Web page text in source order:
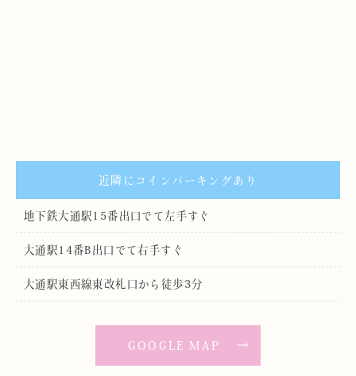
近隣にコインパーキングあり
地下鉄大通駅15番出口でて左手すぐ
大通駅14番B出口でて右手すぐ
大通駅東西線東改札口から徒歩3分
GOOGLE MAP